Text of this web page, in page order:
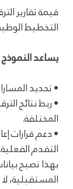
قيمة تقارير
التخطيط
يساعد
• تحديد
• ربط نتائج
المختلفة.
• دعم قرارات
التقدم الفعلية.
بهذا تصبح
المستقبلية،